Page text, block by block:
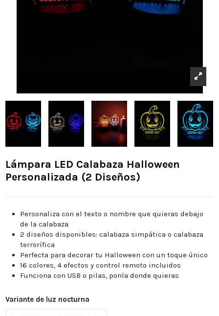
Lámpara LED Calabaza Halloween
Personalizada (2 Diseños)
Personaliza con el texto o nombre que quieras debajo
de la calabaza
2 diseños disponibles: calabaza simpática o calabaza
terrorífica
Perfecta para decorar tu Halloween con un toque único
16 colores, 4 efectos y control remoto incluidos
Funciona con USB o pilas, ponla donde quieras
Variante de luz nocturna